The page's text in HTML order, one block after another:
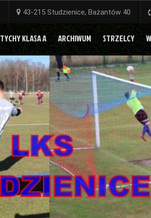
43-215 Studzienice, Bażantów 40
TYCHY KLASA A ARCHIWUM STRZELCY